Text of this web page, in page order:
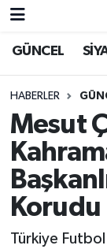
GÜNCEL
HABERLER
Mesut
Korudu
Türkiye
GÜNCEL
SİYASET
EKONOMİ
SPOR
YAŞAM
Nöbetçi
Hava
Trafik
Süper Lig